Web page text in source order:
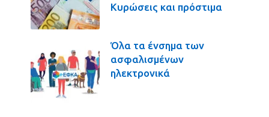
Κυρώσεις και πρόστιμα
Όλα τα ένσημα των
ασφαλισμένων
ηλεκτρονικά